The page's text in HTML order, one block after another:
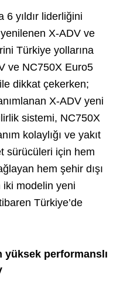
6 yıldır liderliğini
X-ADV ve
Türkiye yollarına
ve NC750X Euro5
dikkat çekerken;
X-ADV yeni
sistemi, NC750X
kolaylığı ve yakıt
sürücüleri için hem
hem şehir dışı
iki modelin yeni
Türkiye’de
yüksek performanslı